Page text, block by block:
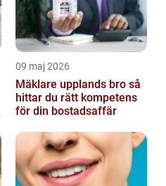
09 maj 2026
Mäklare upplands bro så
hittar du rätt kompetens
för din bostadsaffär